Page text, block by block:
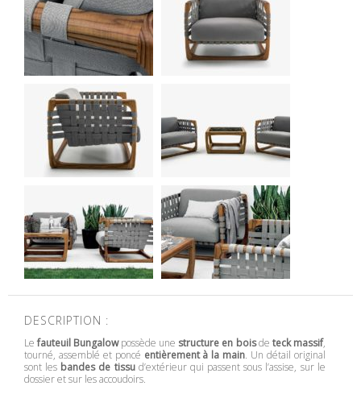
DESCRIPTION :
Lefauteuil Bungalowpossède une structure en boisde teck massif,
tourné, assemblé et poncé entièrement à la main. Un détail original
sont les bandes de tissud’extérieur qui passent sous l’assise, sur le
dossier et sur les accoudoirs.